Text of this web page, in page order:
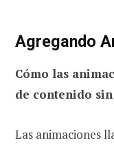
Agregando
Cómo las
de contenido
Las animaciones